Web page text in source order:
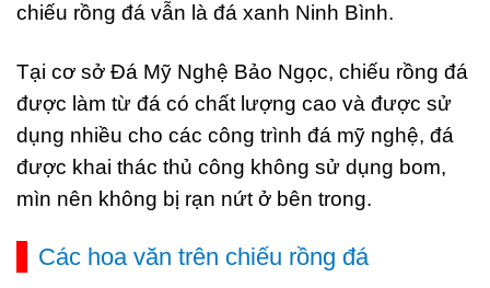
chiếu rồng đá vẫn là đá xanh Ninh Bình.
Tại cơ sở Đá Mỹ Nghệ Bảo Ngọc, chiếu rồng đá
được làm từ đá có chất lượng cao và được sử
dụng nhiều cho các công trình đá mỹ nghệ, đá
được khai thác thủ công không sử dụng bom,
mìn nên không bị rạn nứt ở bên trong.
Các hoa văn trên chiếu rồng đá